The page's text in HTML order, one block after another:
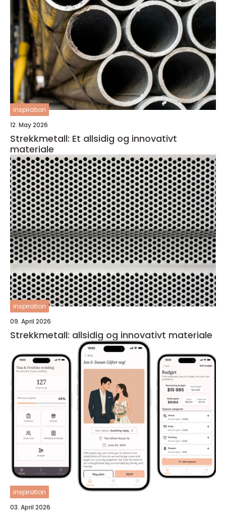
inspiration
12. May 2026
Strekkmetall: Et allsidig og innovativt
materiale
inspiration
09. April 2026
Strekkmetall: allsidig og innovativt materiale
inspiration
03. April 2026